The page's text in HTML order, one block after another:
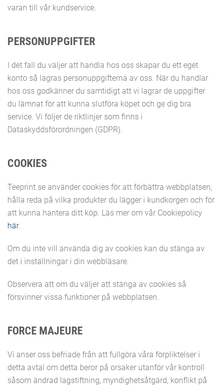
varan till vår kundservice.
PERSONUPPGIFTER
I det fall du väljer att handla hos oss skapar du ett eget
konto så lagras personuppgifterna av oss. När du handlar
hos oss godkänner du samtidigt att vi lagrar de uppgifter
du lämnat för att kunna slutföra köpet och ge dig bra
service. Vi följer de riktlinjer som finns i
Dataskyddsförordningen (GDPR).
COOKIES
Teeprint.se använder cookies för att förbättra webbplatsen,
hålla reda på vilka produkter du lägger i kundkorgen och för
att kunna hantera ditt köp. Läs mer om vår Cookiepolicy
här.
Om du inte vill använda dig av cookies kan du stänga av
det i inställningar i din webbläsare.
Observera att om du väljer att stänga av cookies så
försvinner vissa funktioner på webbplatsen.
FORCE MAJEURE
Vi anser oss befriade från att fullgöra våra förpliktelser i
detta avtal om detta beror på orsaker utanför vår kontroll
såsom ändrad lagstiftning, myndighetsåtgärd, konflikt på